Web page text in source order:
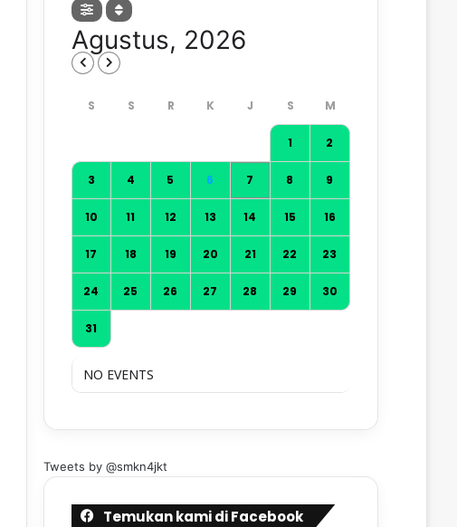
Agustus, 2026
1 2
3 4 5 6 7 8 9
10 11 12 13 14 15 16
17 18 19 20 21 22 23
24 25 26 27 28 29 30
31
NO EVENTS
Tweets by @smkn4jkt
Temukan kami di Facebook